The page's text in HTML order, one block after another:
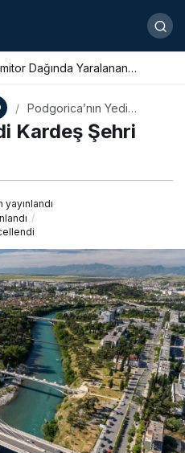
Dağında Yaralanan
Turist Başarıyla Kurtarıldı
Podgorica’nın Yedi
Kardeş Şehri Var
Kardeş Şehri
yayınlandı